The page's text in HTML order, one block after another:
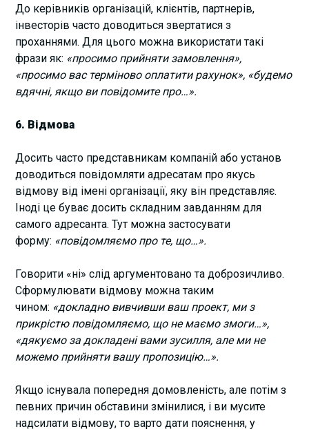
До керівників організацій, клієнтів, партнерів,
інвесторів часто доводиться звертатися з
проханнями. Для цього можна використати такі
фрази як: «просимо прийняти замовлення»,
«просимо вас терміново оплатити рахунок», «будемо
вдячні, якщо ви повідомите про…».
6. Відмова
Досить часто представникам компаній або установ
доводиться повідомляти адресатам про якусь
відмову від імені організації, яку він представляє.
Іноді це буває досить складним завданням для
самого адресанта. Тут можна застосувати
форму: «повідомляємо про те, що…».
Говорити «ні» слід аргументовано та доброзичливо.
Сформулювати відмову можна таким
чином: «докладно вивчивши ваш проект, ми з
прикрістю повідомляємо, що не маємо змоги…»,
«дякуємо за докладені вами зусилля, але ми не
можемо прийняти вашу пропозицію…».
Якщо існувала попередня домовленість, але потім з
певних причин обставини змінилися, і ви мусите
надсилати відмову, то варто дати пояснення, у